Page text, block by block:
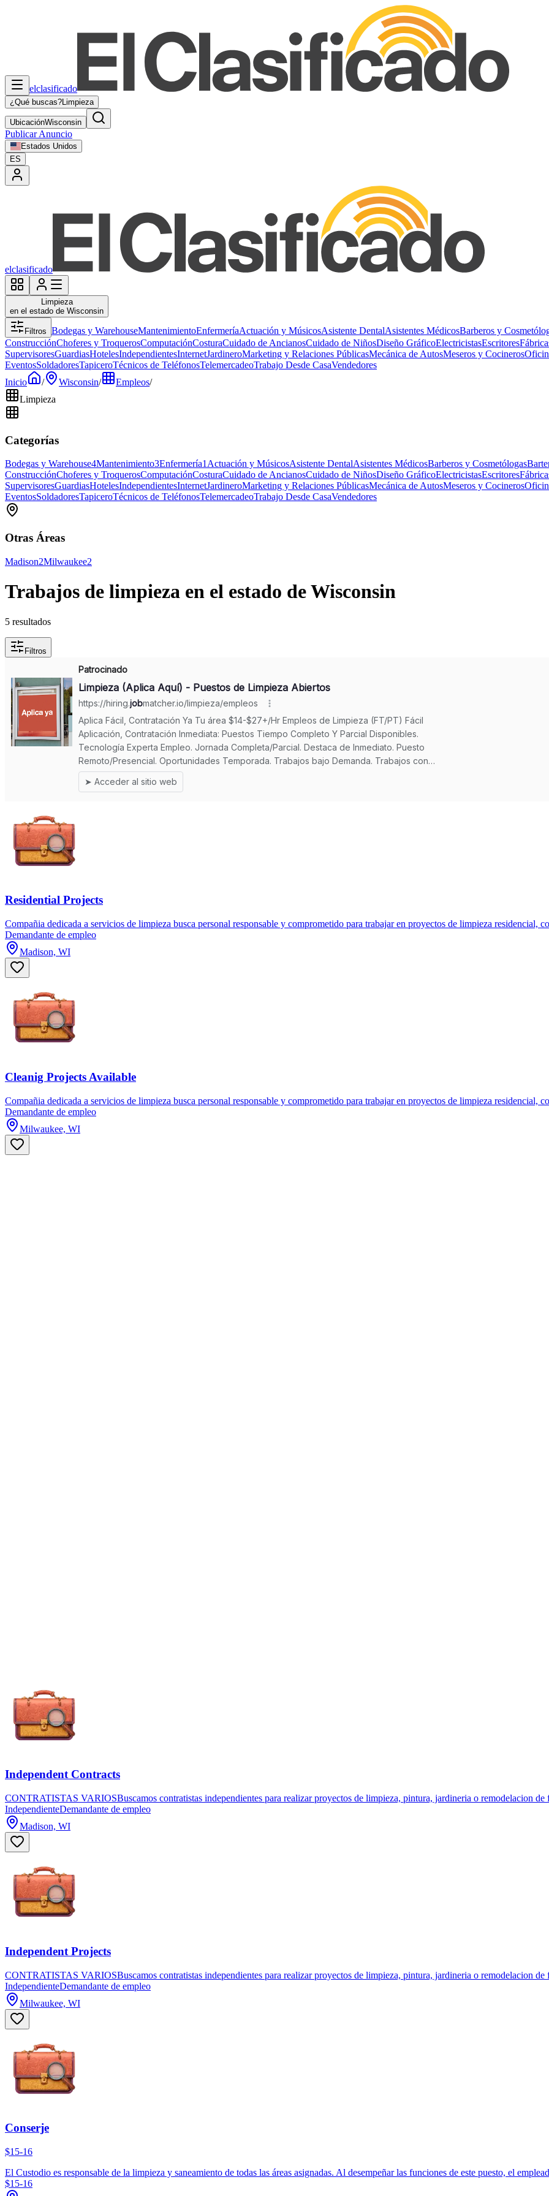
elclasificado
¿Qué buscas?Limpieza
UbicaciónWisconsin
Publicar Anuncio
Estados Unidos
ES
elclasificado
Limpieza
en el estado de Wisconsin
Filtros Bodegas y WarehouseMantenimientoEnfermeríaActuación y MúsicosAsistente DentalAsistentes MédicosBarberos y
ConstrucciónChoferes y TroquerosComputaciónCosturaCuidado de AncianosCuidado de NiñosDiseño GráficoElectricistasEscritores
SupervisoresGuardiasHotelesIndependientesInternetJardineroMarketing y Relaciones PúblicasMecánica de AutosMeseros y Cocineros
EventosSoldadoresTapiceroTécnicos de TeléfonosTelemercadeoTrabajo Desde CasaVendedores
Inicio
/ Wisconsin/ Empleos/
Limpieza
Categorías
Bodegas y Warehouse4Mantenimiento3Enfermería1Actuación y MúsicosAsistente DentalAsistentes MédicosBarberos y Cosmetólogas
ConstrucciónChoferes y TroquerosComputaciónCosturaCuidado de AncianosCuidado de NiñosDiseño GráficoElectricistasEscritores
SupervisoresGuardiasHotelesIndependientesInternetJardineroMarketing y Relaciones PúblicasMecánica de AutosMeseros y Cocineros
EventosSoldadoresTapiceroTécnicos de TeléfonosTelemercadeoTrabajo Desde CasaVendedores
Otras Áreas
Madison2Milwaukee2
Trabajos de limpieza en el estado de Wisconsin
5 resultados
Filtros
Residential Projects
Compañia dedicada a servicios de limpieza busca personal responsable y comprometido para trabajar en proyectos de limpieza residencial,
Demandante de empleo
Madison, WI
Cleanig Projects Available
Compañia dedicada a servicios de limpieza busca personal responsable y comprometido para trabajar en proyectos de limpieza residencial,
Demandante de empleo
Milwaukee, WI
Independent Contracts
CONTRATISTAS VARIOSBuscamos contratistas independientes para realizar proyectos de limpieza, pintura, jardineria o remodelacion de
IndependienteDemandante de empleo
Madison, WI
Independent Projects
CONTRATISTAS VARIOSBuscamos contratistas independientes para realizar proyectos de limpieza, pintura, jardineria o remodelacion de
IndependienteDemandante de empleo
Milwaukee, WI
Conserje
$15-16
El Custodio es responsable de la limpieza y saneamiento de todas las áreas asignadas. Al desempeñar las funciones de este puesto, el
$15-16